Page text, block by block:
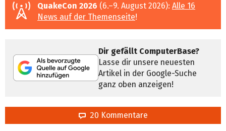
QuakeCon 2026 (6.–9. August 2026): Alle 16
News auf der Themenseite!
Dir gefällt ComputerBase?
Lasse dir unsere neuesten
Artikel in der Google-Suche
ganz oben anzeigen!
20 Kommentare